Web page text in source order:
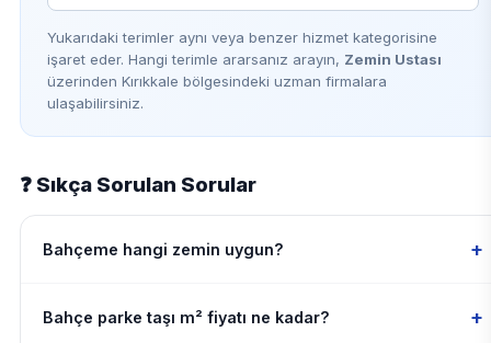
Yukarıdaki terimler aynı veya benzer hizmet kategorisine
işaret eder. Hangi terimle ararsanız arayın, Zemin Ustası
üzerinden Kırıkkale bölgesindeki uzman firmalara
ulaşabilirsiniz.
❓ Sıkça Sorulan Sorular
Bahçeme hangi zemin uygun? +
Bahçe parke taşı m² fiyatı ne kadar? +